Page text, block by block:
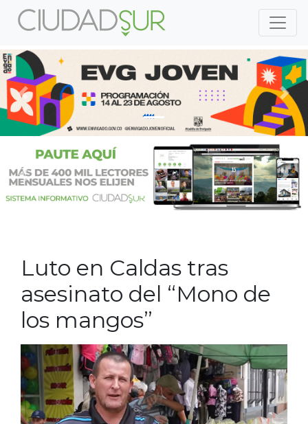
Previous
Previous
Luto en Caldas tras
asesinato del “Mono de
los mangos”